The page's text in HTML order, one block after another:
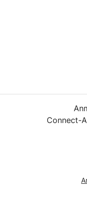
Connect-